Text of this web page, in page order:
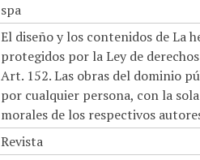
spa
El diseño y los contenidos de La
protegidos por la Ley de
Art. 152. Las obras del dominio
por cualquier persona, con la
morales de los respectivos
Revista